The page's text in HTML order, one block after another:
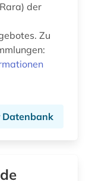
der
Zu
Datenbank